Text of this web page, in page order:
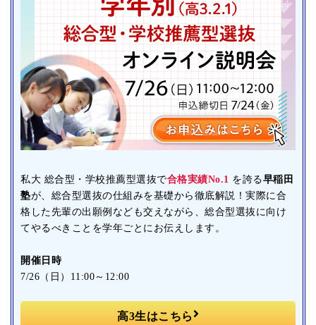
私大 総合型・学校推薦型選抜で合格実績No.1 を誇る早稲田
塾が、総合型選抜の仕組みを基礎から徹底解説！実際に合
格した先輩の出願例なども交えながら、総合型選抜に向け
てやるべきことを学年ごとにお伝えします。
開催日時
7/26（日）11:00～12:00
高3生はこちら